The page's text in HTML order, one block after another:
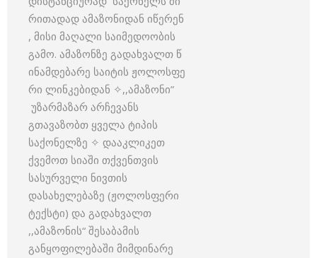
რითადად ამაზონიდან იწერენ
, მისი მაღალი საიმედოობის
გამო. ამაზონზე გადახვალთ წ
ინამდებარე საიტის ჟოლოსფე
რი ლინკებიდან ✧,,ამაზონი”
უზარმაზარ არჩევანს
გთავაზობთ ყველა ტიპის
საქონელზე ✧ დააკლიკეთ
ქვემოთ სიაში თქვენთვის
სასურველი ნივთის
დასახელებაზე (ჟოლოსფერი
ტექსტი) და გადახვალთ
,,ამაზონის“ შესაბამის
განყოფილებაში მიმდინარე